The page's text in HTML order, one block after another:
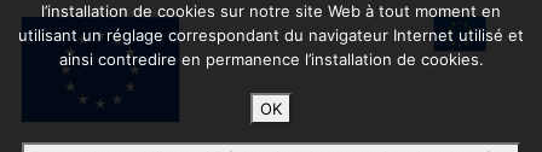
l’installation de cookies sur notre site Web à tout moment en
utilisant un réglage correspondant du navigateur Internet utilisé et
ainsi contredire en permanence l’installation de cookies.
OK